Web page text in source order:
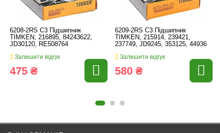
6208-2RS C3 Підшипник
TIMKEN, 216895, 84243622,
JD30120, RE508764
Залишити відгук
475 ₴
6209-2RS C3 Підшипник
TIMKEN, 215914, 239421,
237749, JD9245, 353125, 44936
Залишити відгук
580 ₴